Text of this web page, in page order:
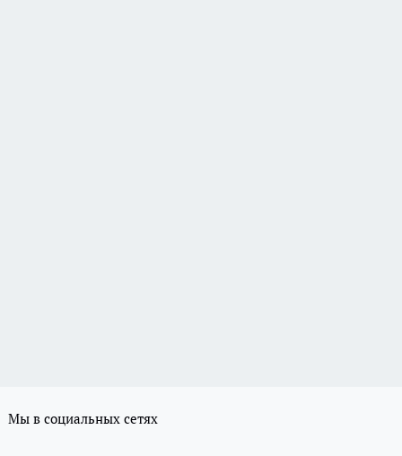
Мы в социальных сетях